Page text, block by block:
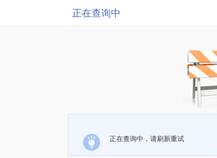
正在查询中
正在查询中，请刷新重试